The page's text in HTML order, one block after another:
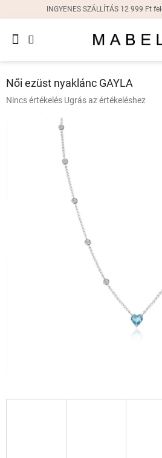
tartalomhoz
INGYENES SZÁLLÍTÁS 12 999 Ft
Női
fülbevalók
Női ezüst nyaklánc GAYLA
A
Nincs értékelés Ugrás az értékeléshez